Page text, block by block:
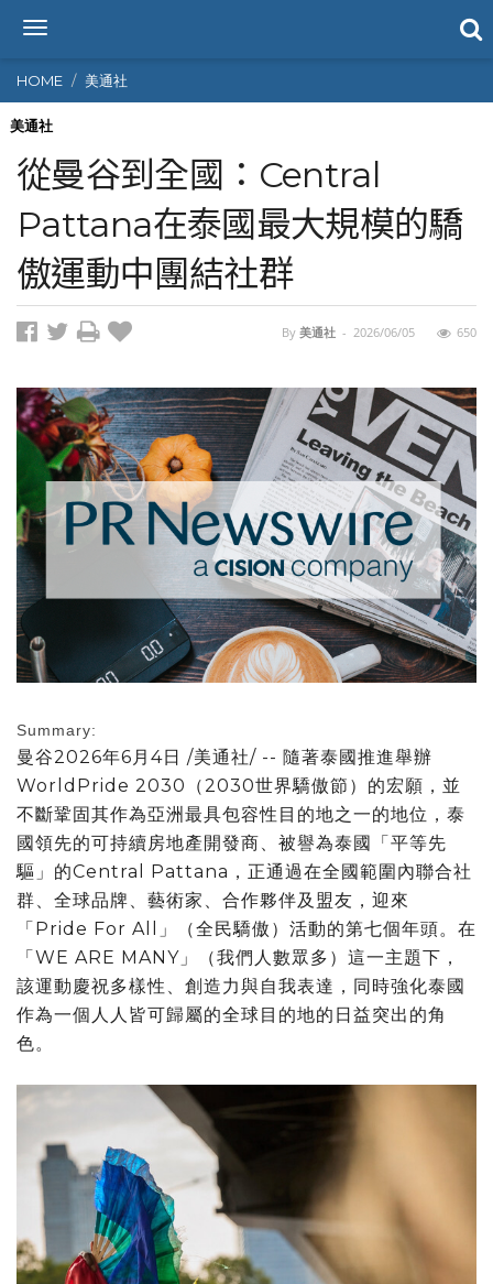
T
g
g
l
n
a
v
g
a
t
HOME 美通社
美通社
從曼谷到全國：Central
Pattana在泰國最大規模的驕
傲運動中團結社群
By 美通社 - 2026/06/05 650
Summary:
曼谷2026年6月4日 /美通社/ -- 隨著泰國推進舉辦
WorldPride 2030（2030世界驕傲節）的宏願，並
不斷鞏固其作為亞洲最具包容性目的地之一的地位，泰
國領先的可持續房地產開發商、被譽為泰國「平等先
驅」的Central Pattana，正通過在全國範圍內聯合社
群、全球品牌、藝術家、合作夥伴及盟友，迎來
「Pride For All」（全民驕傲）活動的第七個年頭。在
「WE ARE MANY」（我們人數眾多）這一主題下，
該運動慶祝多樣性、創造力與自我表達，同時強化泰國
作為一個人人皆可歸屬的全球目的地的日益突出的角
色。